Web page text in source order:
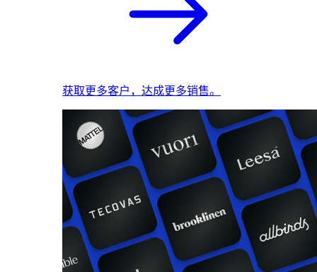
获取更多客户，达成更多销售。